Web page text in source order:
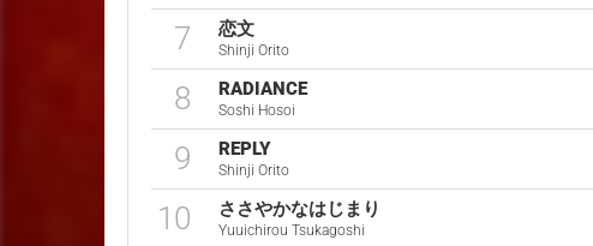
7 恋文
Shinji Orito
8 RADIANCE
Soshi Hosoi
9 REPLY
Shinji Orito
10 ささやかなはじまり
Yuuichirou Tsukagoshi